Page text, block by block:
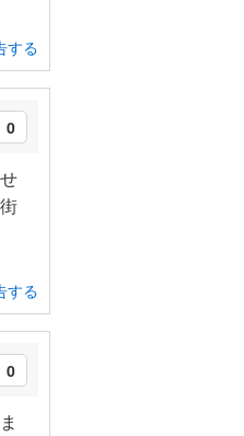
する
0
する
0